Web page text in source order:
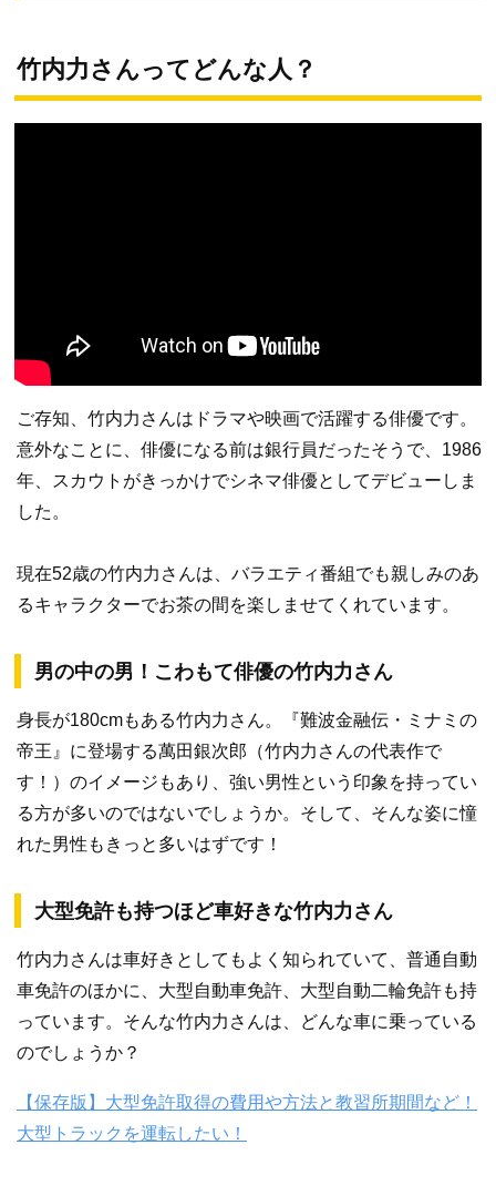
竹内力さんってどんな人？
ご存知、竹内力さんはドラマや映画で活躍する俳優です。
意外なことに、俳優になる前は銀行員だったそうで、1986
年、スカウトがきっかけでシネマ俳優としてデビューしま
した。
現在52歳の竹内力さんは、バラエティ番組でも親しみのあ
るキャラクターでお茶の間を楽しませてくれています。
男の中の男！こわもて俳優の竹内力さん
身長が180cmもある竹内力さん。『難波金融伝・ミナミの
帝王』に登場する萬田銀次郎（竹内力さんの代表作で
す！）のイメージもあり、強い男性という印象を持ってい
る方が多いのではないでしょうか。そして、そんな姿に憧
れた男性もきっと多いはずです！
大型免許も持つほど車好きな竹内力さん
竹内力さんは車好きとしてもよく知られていて、普通自動
車免許のほかに、大型自動車免許、大型自動二輪免許も持
っています。そんな竹内力さんは、どんな車に乗っている
のでしょうか？
【保存版】大型免許取得の費用や方法と教習所期間など！
大型トラックを運転したい！